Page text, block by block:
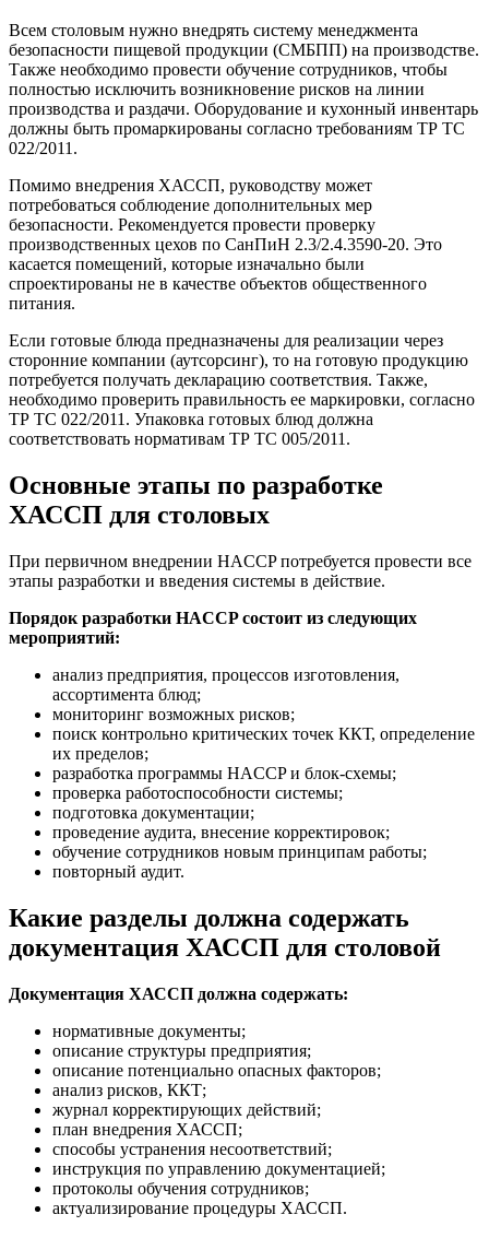
Всем столовым нужно внедрять систему менеджмента
безопасности пищевой продукции (СМБПП) на производстве.
Также необходимо провести обучение сотрудников, чтобы
полностью исключить возникновение рисков на линии
производства и раздачи. Оборудование и кухонный инвентарь
должны быть промаркированы согласно требованиям ТР ТС
022/2011.
Помимо внедрения ХАССП, руководству может
потребоваться соблюдение дополнительных мер
безопасности. Рекомендуется провести проверку
производственных цехов по СанПиН 2.3/2.4.3590-20. Это
касается помещений, которые изначально были
спроектированы не в качестве объектов общественного
питания.
Если готовые блюда предназначены для реализации через
сторонние компании (аутсорсинг), то на готовую продукцию
потребуется получать декларацию соответствия. Также,
необходимо проверить правильность ее маркировки, согласно
ТР ТС 022/2011. Упаковка готовых блюд должна
соответствовать нормативам ТР ТС 005/2011.
Основные этапы по разработке
ХАССП для столовых
При первичном внедрении HACCP потребуется провести все
этапы разработки и введения системы в действие.
Порядок разработки HACCP состоит из следующих
мероприятий:
анализ предприятия, процессов изготовления,
ассортимента блюд;
мониторинг возможных рисков;
поиск контрольно критических точек ККТ, определение
их пределов;
разработка программы HACCP и блок-схемы;
проверка работоспособности системы;
подготовка документации;
проведение аудита, внесение корректировок;
обучение сотрудников новым принципам работы;
повторный аудит.
Какие разделы должна содержать
документация ХАССП для столовой
Документация ХАССП должна содержать:
нормативные документы;
описание структуры предприятия;
описание потенциально опасных факторов;
анализ рисков, ККТ;
журнал корректирующих действий;
план внедрения ХАССП;
способы устранения несоответствий;
инструкция по управлению документацией;
протоколы обучения сотрудников;
актуализирование процедуры ХАССП.